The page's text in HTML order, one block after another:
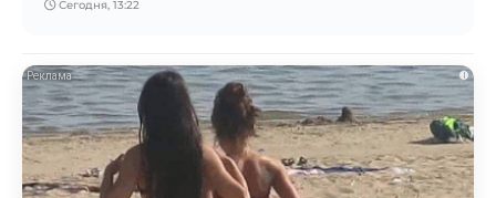
Сегодня, 13:22
i